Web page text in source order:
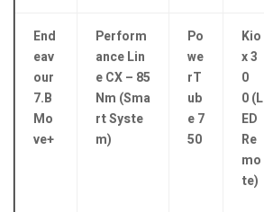
End
eav
our
7.B
Mo
ve+
Perform
ance Lin
e CX – 85
Nm (Sma
rt Syste
m)
Po
we
rT
ub
e 7
50
Kio
x 3
0
0 (L
ED
Re
mo
te)